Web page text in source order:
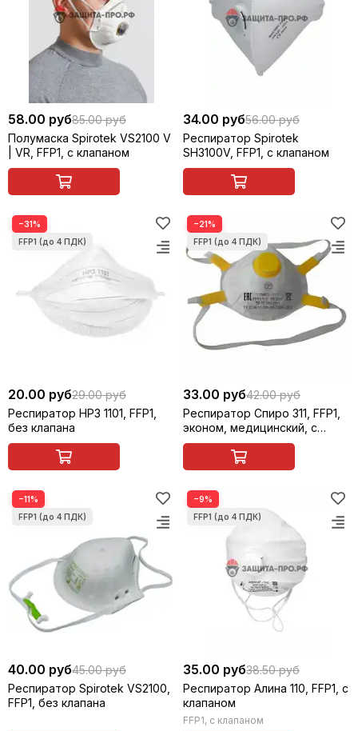
58.00 руб85.00 руб
Полумаска Spirotek VS2100 V
| VR, FFP1, с клапаном
34.00 руб56.00 руб
Респиратор Spirotek
SH3100V, FFP1, с клапаном
−31%
20.00 руб29.00 руб
Респиратор НРЗ 1101, FFP1,
без клапана
−21%
33.00 руб42.00 руб
Респиратор Спиро 311, FFP1,
эконом, медицинский, с
клапаном
−11%
40.00 руб45.00 руб
Респиратор Spirotek VS2100,
FFP1, без клапана
−9%
35.00 руб38.50 руб
Респиратор Алина 110, FFP1, с
клапаном
FFP1, с клапаном